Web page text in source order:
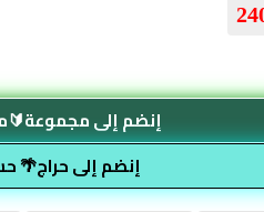
إنضم إلى
إنضم إلى حراج🌴